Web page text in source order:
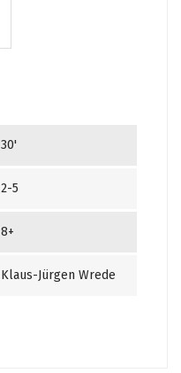
30'
2-5
8+
Klaus-Jürgen Wrede